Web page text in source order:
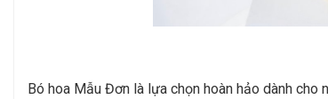
Bó hoa Mẫu Đơn là lựa chọn hoàn hảo dành